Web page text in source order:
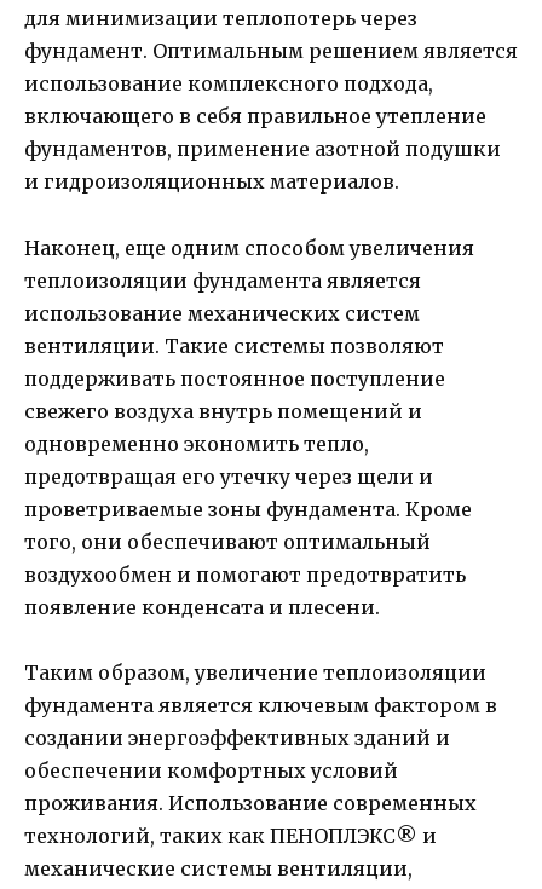
для минимизации теплопотерь через
фундамент. Оптимальным решением является
использование комплексного подхода,
включающего в себя правильное утепление
фундаментов, применение азотной подушки
и гидроизоляционных материалов.
Наконец, еще одним способом увеличения
теплоизоляции фундамента является
использование механических систем
вентиляции. Такие системы позволяют
поддерживать постоянное поступление
свежего воздуха внутрь помещений и
одновременно экономить тепло,
предотвращая его утечку через щели и
проветриваемые зоны фундамента. Кроме
того, они обеспечивают оптимальный
воздухообмен и помогают предотвратить
появление конденсата и плесени.
Таким образом, увеличение теплоизоляции
фундамента является ключевым фактором в
создании энергоэффективных зданий и
обеспечении комфортных условий
проживания. Использование современных
технологий, таких как ПЕНОПЛЭКС® и
механические системы вентиляции,